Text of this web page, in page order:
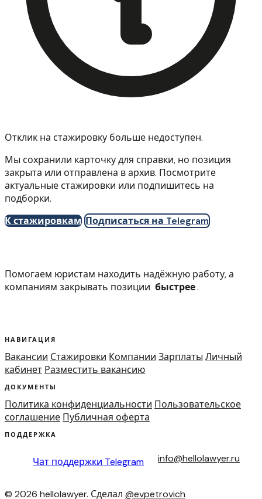
Отклик на стажировку больше недоступен.
Мы сохранили карточку для справки, но позиция
закрыта или отправлена в архив. Посмотрите
актуальные стажировки или подпишитесь на
подборки.
К стажировкам Подписаться на Telegram
Помогаем юристам находить надёжную работу, а
компаниям закрывать позиции быстрее.
НАВИГАЦИЯ
Вакансии Стажировки Компании Зарплаты Личный
кабинет Разместить вакансию
ДОКУМЕНТЫ
Политика конфиденциальности Пользовательское
соглашение Публичная оферта
ПОДДЕРЖКА
Чат поддержки Telegram info@hellolawyer.ru
© 2026 hellolawyer. Сделал @evpetrovich